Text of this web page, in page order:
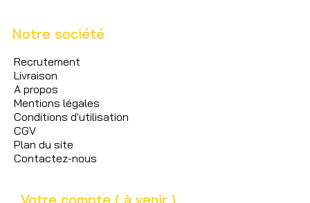
Notre société
Recrutement
Livraison
A propos
Mentions légales
Conditions d'utilisation
CGV
Plan du site
Contactez-nous
Votre compte ( à venir )